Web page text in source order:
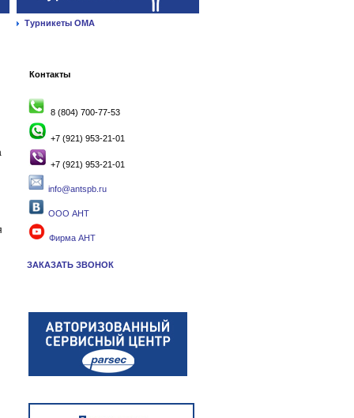
Турникеты ОМА
Контакты
8 (804) 700-77-53
+7 (921) 953-21-01
+7 (921) 953-21-01
info@antspb.ru
ООО АНТ
Фирма АНТ
ЗАКАЗАТЬ ЗВОНОК